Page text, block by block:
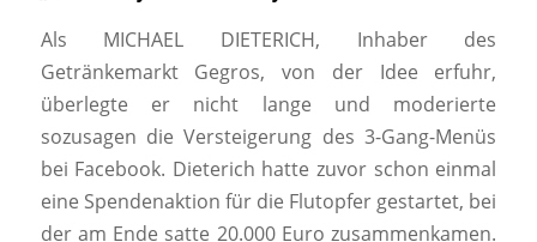
Als MICHAEL DIETERICH, Inhaber des
Getränkemarkt Gegros, von der Idee erfuhr,
überlegte er nicht lange und moderierte
sozusagen die Versteigerung des 3-Gang-Menüs
bei Facebook. Dieterich hatte zuvor schon einmal
eine Spendenaktion für die Flutopfer gestartet, bei
der am Ende satte 20.000 Euro zusammenkamen.